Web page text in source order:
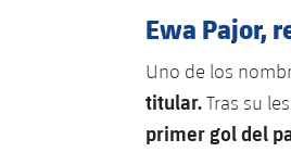
Ewa Pajor,
Uno de los
titular.Tras su
primer gol del